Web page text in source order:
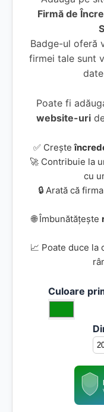
Firmă de
Badge-ul oferă
firmei tale sunt
date
Poate fi
website-uri
✅ Crește
🚀 Contribuie la
cu
🔒 Arată că
🌐 Îmbunătățește
📈 Poate duce la
Culoare